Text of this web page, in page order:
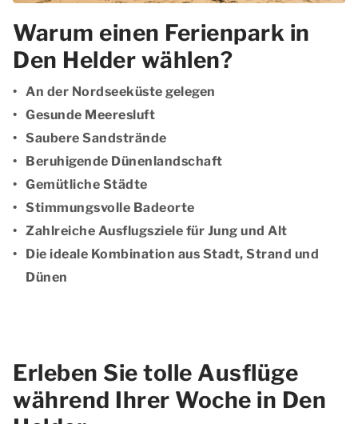
Warum einen Ferienpark in
Den Helder wählen?
An der Nordseeküste gelegen
Gesunde Meeresluft
Saubere Sandstrände
Beruhigende Dünenlandschaft
Gemütliche Städte
Stimmungsvolle Badeorte
Zahlreiche Ausflugsziele für Jung und Alt
Die ideale Kombination aus Stadt, Strand und
Dünen
Erleben Sie tolle Ausflüge
während Ihrer Woche in Den